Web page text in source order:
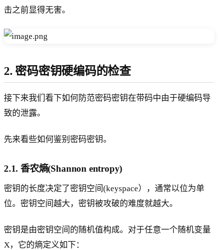
击之前显得无害。
2. 密码密钥硬编码的检查
接下来我们看下如何防范密码密钥在带码中由于硬编码导
致的泄露。
先来看些如何鉴别密码密钥。
2.1. 香农熵(Shannon entropy)
密钥的长度决定了密钥空间(keyspace），通常以位为单
位。密钥空间越大，密钥被攻破的难度就越大。
密钥是由密钥空间的随机值构成。对于任意一个随机变量
X，它的熵定义如下：